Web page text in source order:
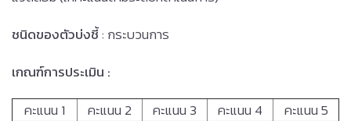
ชนิดของตัวบ่งชี้: กระบวนการ
เกณฑ์การประเมิน :
คะแนน 1
คะแนน 2 คะแนน 3 คะแนน 4
คะแนน 5